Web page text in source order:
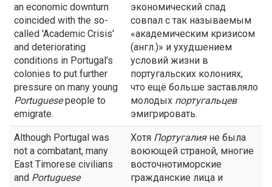
an economic downturn
coincided with the so-
called 'Academic Crisis'
and deteriorating
conditions in Portugal's
colonies to put further
pressure on many young
Portuguesepeople to
emigrate.
экономический спад
совпал с так называемым
«академическим кризисом
(англ.)» и ухудшением
условий жизни в
португальских колониях,
что ещё больше заставляло
молодых португальцев
эмигрировать.
Although Portugal was
not a combatant, many
East Timorese civilians
and Portuguese
Хотя Португалияне была
воюющей страной, многие
восточнотиморские
гражданские лица и